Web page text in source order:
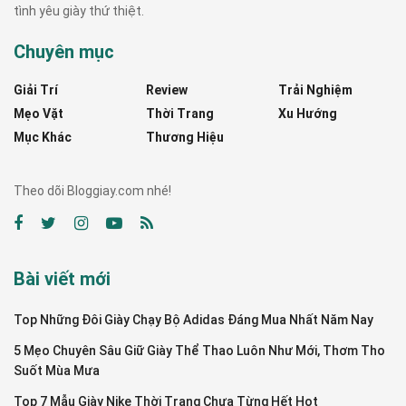
tình yêu giày thứ thiệt.
Chuyên mục
Giải Trí
Mẹo Vặt
Mục Khác
Review
Thời Trang
Thương Hiệu
Trải Nghiệm
Xu Hướng
Theo dõi Bloggiay.com nhé!
Bài viết mới
Top Những Đôi Giày Chạy Bộ Adidas Đáng Mua Nhất Năm Nay
5 Mẹo Chuyên Sâu Giữ Giày Thể Thao Luôn Như Mới, Thơm Tho
Suốt Mùa Mưa
Top 7 Mẫu Giày Nike Thời Trang Chưa Từng Hết Hot